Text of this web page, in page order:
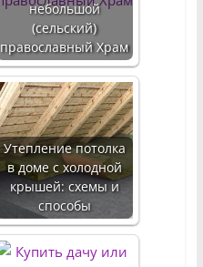
небольшой
(сельский)
православный Храм
Утепление потолка
в доме с холодной
крышей: схемы и
способы